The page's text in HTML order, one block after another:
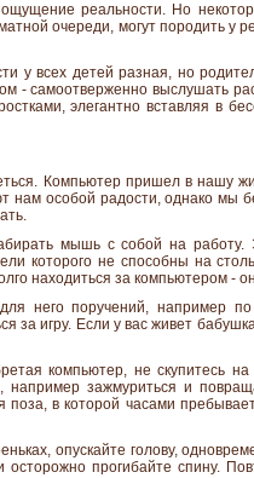
реальности. Но
очереди, могут породить у
у всех детей разная, но
- самоотверженно выслушать
элегантно вставляя в
Компьютер пришел в нашу
нам особой радости, однако мы
мышь с собой на
которого не способны на
находиться за компьютером -
него поручений, например
за игру. Если у вас живет
компьютер, не скупитесь
зажмуриться и
в которой часами
опускайте голову,
прогибайте спину.